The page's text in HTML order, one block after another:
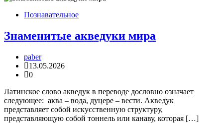
Познавательное
Знаменитые акведуки мира
paber
13.05.2026
0
Латинское слово акведук в переводе дословно означает
следующее: аква – вода, дуцере – вести. Акведук
представляет собой искусственную структуру,
представляющую собой тоннель или канаву, которая […]